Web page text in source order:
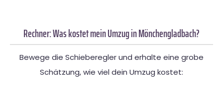
Rechner: Was kostet mein Umzug in Mönchengladbach?
Bewege die Schieberegler und erhalte eine grobe
Schätzung, wie viel dein Umzug kostet: